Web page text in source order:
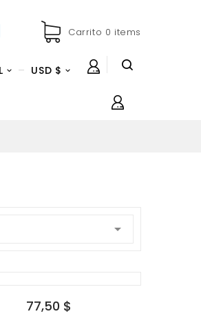
Carrito 0 items
 USD $ 

77,50 $